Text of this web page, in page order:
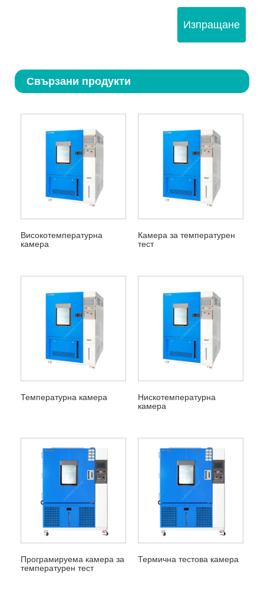
Изпращане
Свързани продукти
Високотемпературна
камера
Камера за температурен
тест
Температурна камера
Нискотемпературна
камера
Програмируема камера за
температурен тест
Термична тестова камера